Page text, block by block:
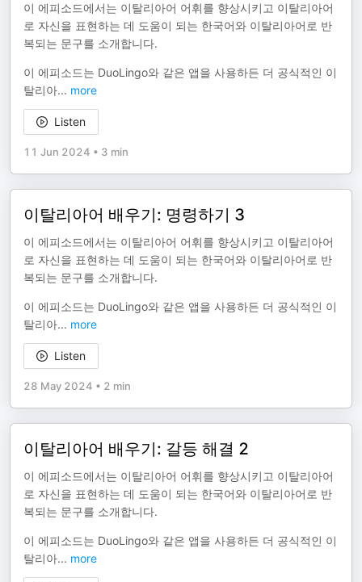
이 에피소드에서는 이탈리아어 어휘를 향상시키고 이탈리아어
로 자신을 표현하는 데 도움이 되는 한국어와 이탈리아어로 반
복되는 문구를 소개합니다.
이 에피소드는 DuoLingo와 같은 앱을 사용하든 더 공식적인 이
탈리아... more
Listen
11 Jun 2024 • 3 min
이탈리아어 배우기: 명령하기 3
이 에피소드에서는 이탈리아어 어휘를 향상시키고 이탈리아어
로 자신을 표현하는 데 도움이 되는 한국어와 이탈리아어로 반
복되는 문구를 소개합니다.
이 에피소드는 DuoLingo와 같은 앱을 사용하든 더 공식적인 이
탈리아... more
Listen
28 May 2024 • 2 min
이탈리아어 배우기: 갈등 해결 2
이 에피소드에서는 이탈리아어 어휘를 향상시키고 이탈리아어
로 자신을 표현하는 데 도움이 되는 한국어와 이탈리아어로 반
복되는 문구를 소개합니다.
이 에피소드는 DuoLingo와 같은 앱을 사용하든 더 공식적인 이
탈리아... more